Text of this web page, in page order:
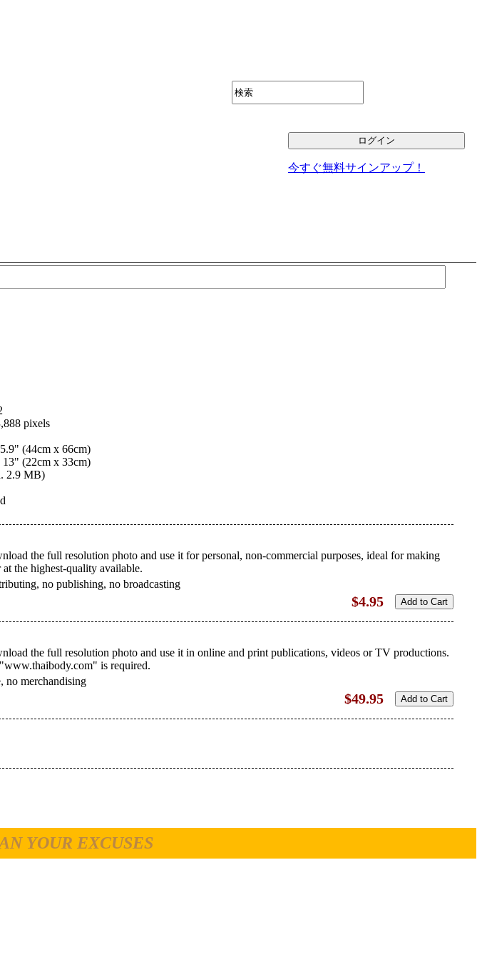
今すぐ無料サインアップ！
pixels
(44cm x 66cm)
13" (22cm x 33cm)
2.9 MB)
the full resolution photo and use it for personal, non-commercial purposes, ideal for making
the highest-quality available.
no publishing, no broadcasting
$4.95
the full resolution photo and use it in online and print publications, videos or TV productions.
is required.
no merchandising
$49.95
YOUR EXCUSES